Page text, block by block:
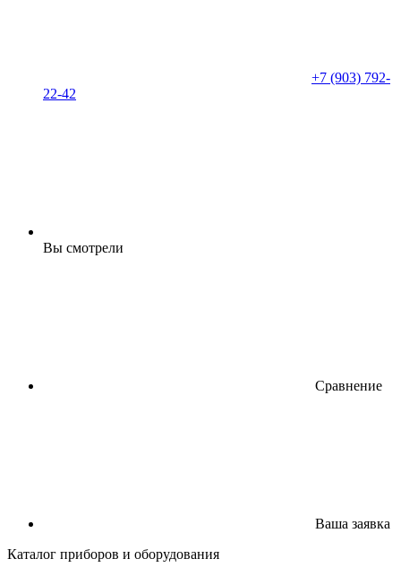
+7 (903) 792-
22-42
Вы смотрели
Сравнение
Ваша заявка
Каталог приборов и оборудования